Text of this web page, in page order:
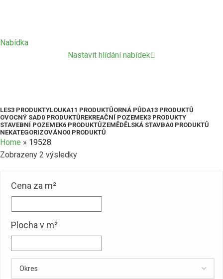
Nabídka
Nastavit hlídání nabídek
LES3 PRODUKTYLOUKA11 PRODUKTŮORNÁ PŮDA13 PRODUKTŮ
OVOCNÝ SAD0 PRODUKTŮREKREAČNÍ POZEMEK3 PRODUKTY
STAVEBNÍ POZEMEK6 PRODUKTŮZEMĚDĚLSKÁ STAVBA0 PRODUKTŮ
NEKATEGORIZOVÁNO0 PRODUKTŮ
Home » 19528
Zobrazeny 2 výsledky
Cena za m²
Plocha v m²